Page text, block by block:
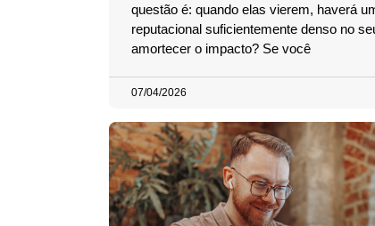
questão é: quando elas vierem, haverá
reputacional suficientemente denso no
amortecer o impacto? Se você
07/04/2026